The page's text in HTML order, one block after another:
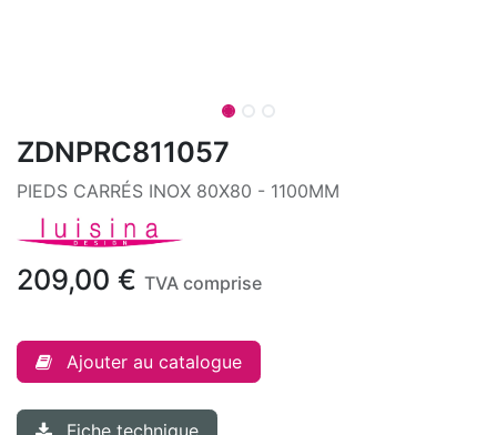
ZDNPRC811057
PIEDS CARRÉS INOX 80X80 - 1100MM
209,00 € TVA comprise
Ajouter au catalogue